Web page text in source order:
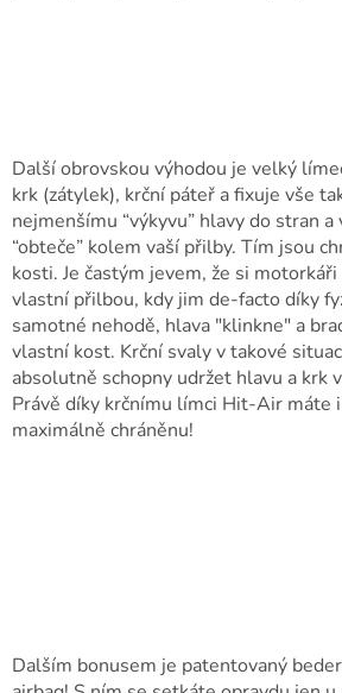
Další obrovskou výhodou je velký
krk (zátylek), krční páteř a fixuje vše
nejmenšímu “výkyvu” hlavy do stran
“obteče” kolem vaší přilby. Tím jsou
kosti. Je častým jevem, že si
vlastní přilbou, kdy jim de-facto díky
samotné nehodě, hlava "klinkne" a
vlastní kost. Krční svaly v takové
absolutně schopny udržet hlavu a krk
Právě díky krčnímu límci Hit-Air máte
maximálně chráněnu!
Dalším bonusem je patentovaný